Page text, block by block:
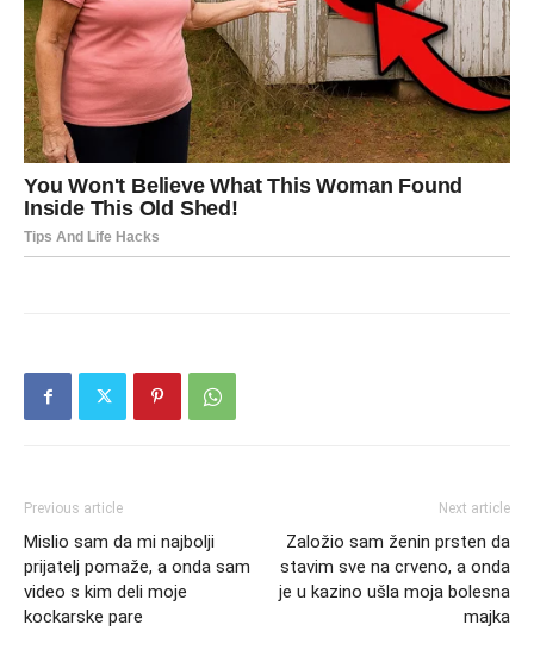
Previous article
Mislio sam da mi najbolji
prijatelj pomaže, a onda sam
video s kim deli moje
kockarske pare
Next article
Založio sam ženin prsten da
stavim sve na crveno, a onda
je u kazino ušla moja bolesna
majka